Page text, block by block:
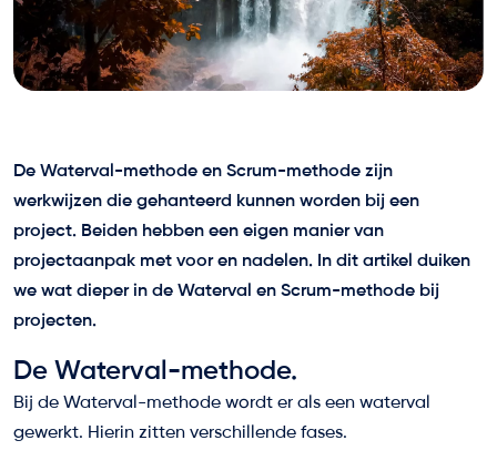
Contact
De Waterval-methode en Scrum-methode zijn
werkwijzen die gehanteerd kunnen worden bij een
project. Beiden hebben een eigen manier van
projectaanpak met voor en nadelen. In dit artikel duiken
we wat dieper in de Waterval en Scrum-methode bij
projecten.
De Waterval-methode.
Bij de Waterval-methode wordt er als een waterval
gewerkt. Hierin zitten verschillende fases.